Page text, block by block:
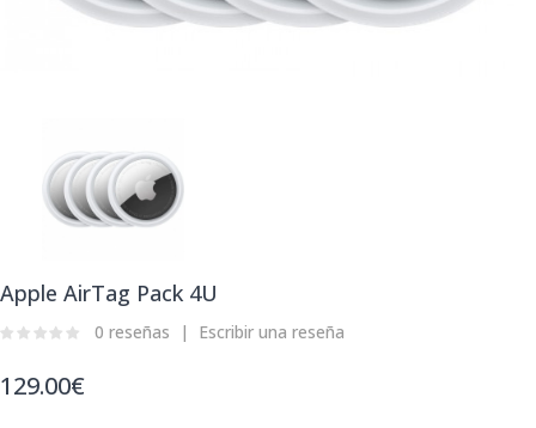
Apple AirTag Pack 4U
0 reseñas Escribir una reseña
129.00€